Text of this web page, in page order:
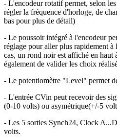
- L'encodeur rotatif permet, selon
régler la fréquence d'horloge, de
bas pour plus de détail)
- Le poussoir intégré à l'encodeur
réglage pour aller plus rapidement
cas, un rond noir est affiché en haut
également de valider les choix
- Le potentiomètre "Level" permet
- L'entrée CVin peut recevoir des
(0-10 volts) ou asymétrique(+/-5
- Les 5 sorties Synch24, Clock
volts.